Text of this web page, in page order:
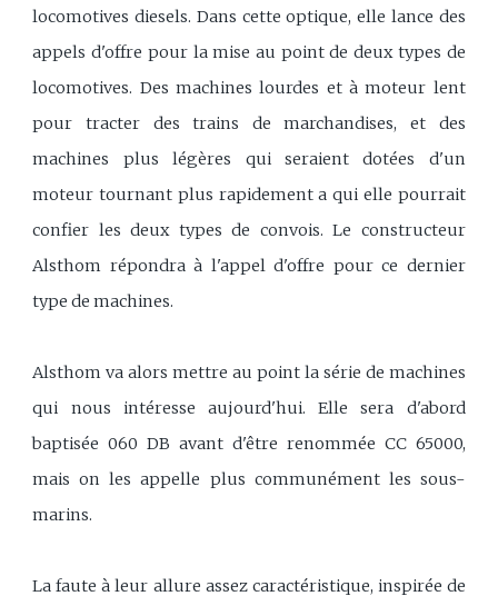
locomotives diesels. Dans cette optique, elle lance des
appels d'offre pour la mise au point de deux types de
locomotives. Des machines lourdes et à moteur lent
pour tracter des trains de marchandises, et des
machines plus légères qui seraient dotées d'un
moteur tournant plus rapidement a qui elle pourrait
confier les deux types de convois. Le constructeur
Alsthom répondra à l'appel d'offre pour ce dernier
type de machines.
Alsthom va alors mettre au point la série de machines
qui nous intéresse aujourd'hui. Elle sera d'abord
baptisée 060 DB avant d'être renommée CC 65000,
mais on les appelle plus communément les sous-
marins.
La faute à leur allure assez caractéristique, inspirée de